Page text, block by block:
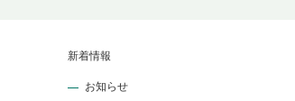
新着情報
お知らせ